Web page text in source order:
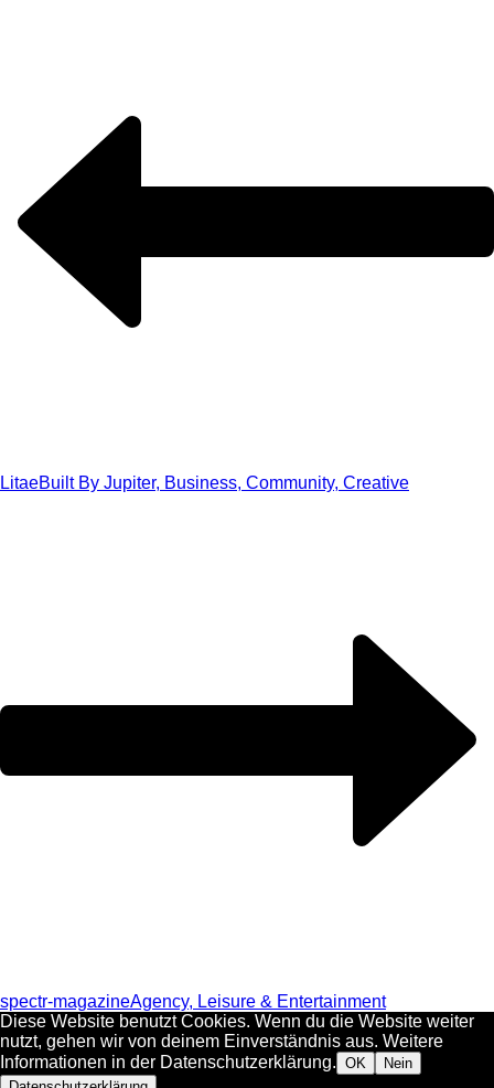
LitaeBuilt By Jupiter, Business, Community, Creative
spectr-magazineAgency, Leisure & Entertainment
Diese Website benutzt Cookies. Wenn du die Website weiter
nutzt, gehen wir von deinem Einverständnis aus. Weitere
Informationen in der Datenschutzerklärung. OK
Nein